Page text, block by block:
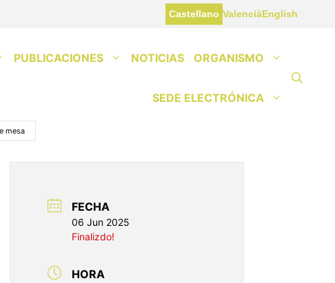
Castellano ValenciàEnglish
PUBLICACIONES NOTICIAS ORGANISMO
SEDE ELECTRÓNICA
mesa
FECHA
06 Jun 2025
Finalizdo!
HORA